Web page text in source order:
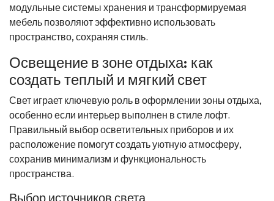
модульные системы хранения и трансформируемая
мебель позволяют эффективно использовать
пространство, сохраняя стиль.
Освещение в зоне отдыха: как
создать теплый и мягкий свет
Свет играет ключевую роль в оформлении зоны отдыха,
особенно если интерьер выполнен в стиле лофт.
Правильный выбор осветительных приборов и их
расположение помогут создать уютную атмосферу,
сохранив минимализм и функциональность
пространства.
Выбор источников света